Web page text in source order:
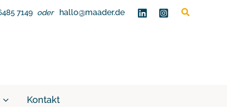
7149 oder hallo@maader.de Suchen
Kontakt